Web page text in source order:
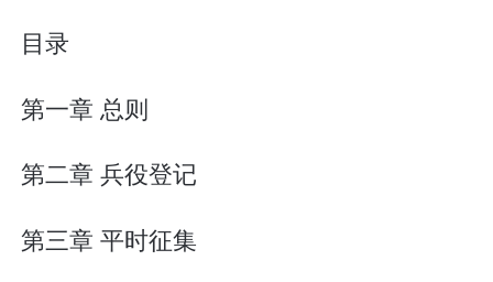
目录
第一章 总则
第二章 兵役登记
第三章 平时征集